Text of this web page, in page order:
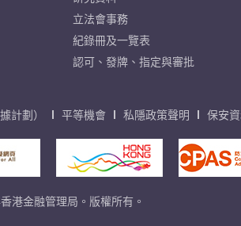
立法會事務
紀錄冊及一覽表
認可、發牌、指定與審批
計劃） 平等機會 私隱政策聲明 保安
港金融管理局。版權所有。